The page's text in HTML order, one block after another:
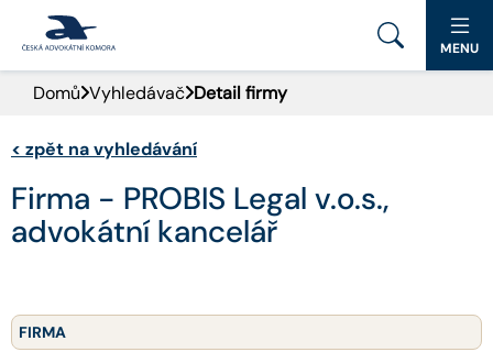
PORTÁL ČAK
DOMŮ
AKTUALITY
PRO VEŘEJNOST
MENU
Domů Vyhledávač Detail firmy
< zpět na vyhledávání
Firma - PROBIS Legal v.o.s.,
advokátní kancelář
FIRMA